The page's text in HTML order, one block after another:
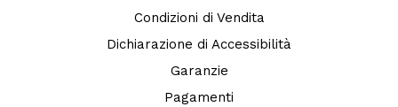
Condizioni di Vendita
Dichiarazione di Accessibilità
Garanzie
Pagamenti